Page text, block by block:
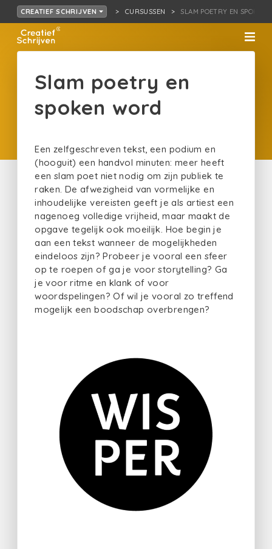
CREATIEF SCHRIJVEN CURSUSSEN SLAM POETRY EN SPOKEN
Slam poetry en
spoken word
Een zelfgeschreven tekst, een podium en
(hooguit) een handvol minuten: meer heeft
een slam poet niet nodig om zijn publiek te
raken. De afwezigheid van vormelijke en
inhoudelijke vereisten geeft je als artiest een
nagenoeg volledige vrijheid, maar maakt de
opgave tegelijk ook moeilijk. Hoe begin je
aan een tekst wanneer de mogelijkheden
eindeloos zijn? Probeer je vooral een sfeer
op te roepen of ga je voor storytelling? Ga
je voor ritme en klank of voor
woordspelingen? Of wil je vooral zo treffend
mogelijk een boodschap overbrengen?